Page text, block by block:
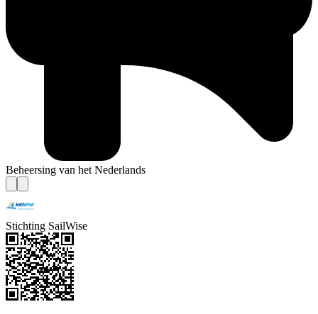
Beheersing van het Nederlands
Stichting SailWise